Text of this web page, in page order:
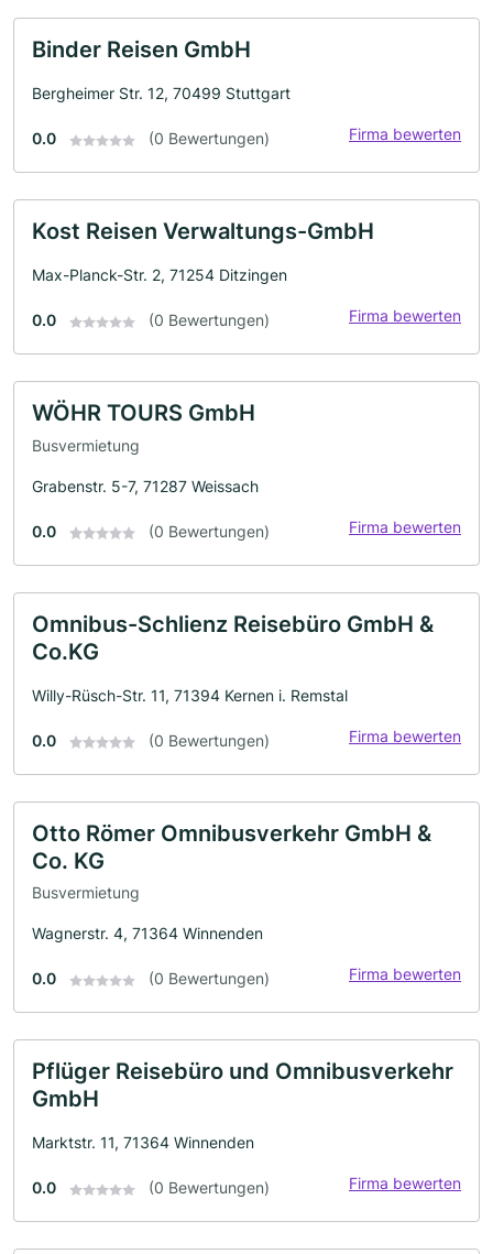
Binder Reisen GmbH
Bergheimer Str. 12, 70499 Stuttgart
0.0 (0 Bewertungen) Firma bewerten
Kost Reisen Verwaltungs-GmbH
Max-Planck-Str. 2, 71254 Ditzingen
0.0 (0 Bewertungen) Firma bewerten
WÖHR TOURS GmbH
Busvermietung
Grabenstr. 5-7, 71287 Weissach
0.0 (0 Bewertungen) Firma bewerten
Omnibus-Schlienz Reisebüro GmbH &
Co.KG
Willy-Rüsch-Str. 11, 71394 Kernen i. Remstal
0.0 (0 Bewertungen) Firma bewerten
Otto Römer Omnibusverkehr GmbH &
Co. KG
Busvermietung
Wagnerstr. 4, 71364 Winnenden
0.0 (0 Bewertungen) Firma bewerten
Pflüger Reisebüro und Omnibusverkehr
GmbH
Marktstr. 11, 71364 Winnenden
0.0 (0 Bewertungen) Firma bewerten